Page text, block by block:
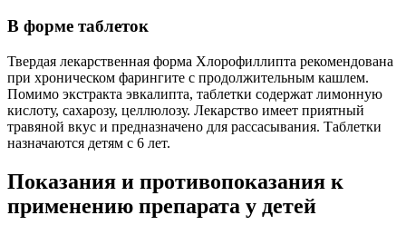
В форме таблеток
Твердая лекарственная форма Хлорофиллипта рекомендована
при хроническом фарингите с продолжительным кашлем.
Помимо экстракта эвкалипта, таблетки содержат лимонную
кислоту, сахарозу, целлюлозу. Лекарство имеет приятный
травяной вкус и предназначено для рассасывания. Таблетки
назначаются детям с 6 лет.
Показания и противопоказания к
применению препарата у детей